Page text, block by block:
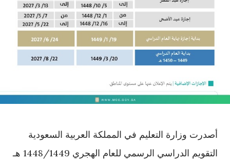
أصدرت وزارة التعليم في المملكة العربية السعودية
التقويم الدراسي الرسمي للعام الهجري 1448/1449 هـ